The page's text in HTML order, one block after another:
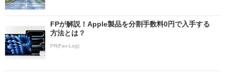
FPが解説！Apple製品を分割手数料0円で入手する
方法とは？
PR(Fav-Log)